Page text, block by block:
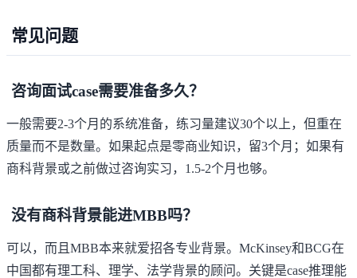
常见问题
咨询面试case需要准备多久？
一般需要2-3个月的系统准备，练习量建议30个以上，但重在
质量而不是数量。如果起点是零商业知识，留3个月；如果有
商科背景或之前做过咨询实习，1.5-2个月也够。
没有商科背景能进MBB吗？
可以，而且MBB本来就爱招各专业背景。McKinsey和BCG在
中国都有理工科、理学、法学背景的顾问。关键是case推理能